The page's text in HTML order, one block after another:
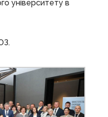
університету в